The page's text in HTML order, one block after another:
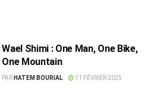
Wael Shimi : One Man, One Bike,
One Mountain
PAR HATEM BOURIAL 11 FÉVRIER 2025